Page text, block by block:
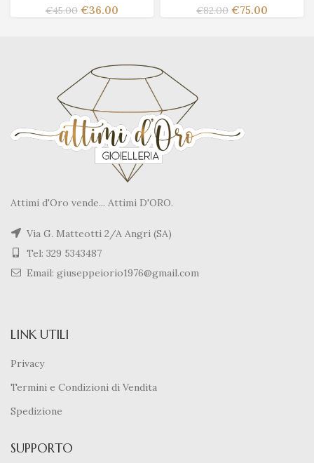
€45.00 €36.00
€82.00 €75.00
Attimi d'Oro vende... Attimi D'ORO.
Via G. Matteotti 2/A Angri (SA)
Tel: 329 5343487
Email: giuseppeiorio1976@gmail.com
LINK UTILI
Privacy
Termini e Condizioni di Vendita
Spedizione
SUPPORTO